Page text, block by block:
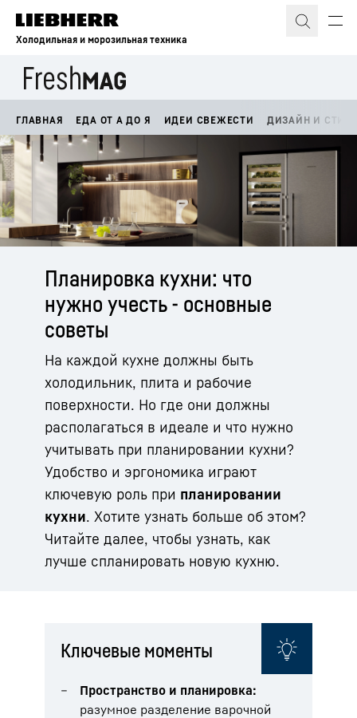
Холодильная и морозильная техника
ГЛАВНАЯ ЕДА ОТ А ДО Я ИДЕИ СВЕЖЕСТИ ДИЗАЙН И
Планировка кухни: что
нужно учесть - основные
советы
На каждой кухне должны быть
холодильник, плита и рабочие
поверхности. Но где они должны
располагаться в идеале и что нужно
учитывать при планировании кухни?
Удобство и эргономика играют
ключевую роль при планировании
кухни. Хотите узнать больше об этом?
Читайте далее, чтобы узнать, как
лучше спланировать новую кухню.
Ключевые моменты
Пространство и планировка:
разумное разделение варочной